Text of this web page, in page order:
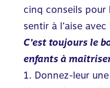
cinq conseils pour
sentir à l’aise
C’est toujours le
enfants à
1. Donnez-leur